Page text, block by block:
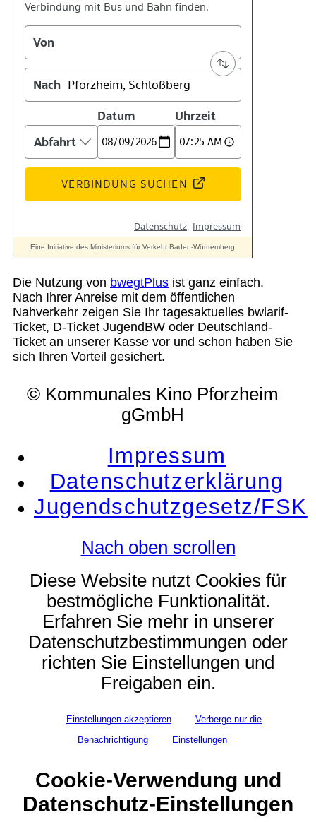
Suche
Menü Menü
Die Nutzung von bwegtPlus ist ganz einfach.
Nach Ihrer Anreise mit dem öffentlichen
Nahverkehr zeigen Sie Ihr tagesaktuelles bwlarif-
Ticket, D-Ticket JugendBW oder Deutschland-
Ticket an unserer Kasse vor und schon haben Sie
sich Ihren Vorteil gesichert.
© Kommunales Kino Pforzheim
gGmbH
Impressum
Datenschutzerklärung
Jugendschutzgesetz/FSK
Nach oben scrollen
Diese Website nutzt Cookies für
bestmögliche Funktionalität.
Erfahren Sie mehr in unserer
Datenschutzbestimmungen oder
richten Sie Einstellungen und
Freigaben ein.
Einstellungen akzeptieren
Verberge nur die
Benachrichtigung
Einstellungen
Cookie-Verwendung und
Datenschutz-Einstellungen